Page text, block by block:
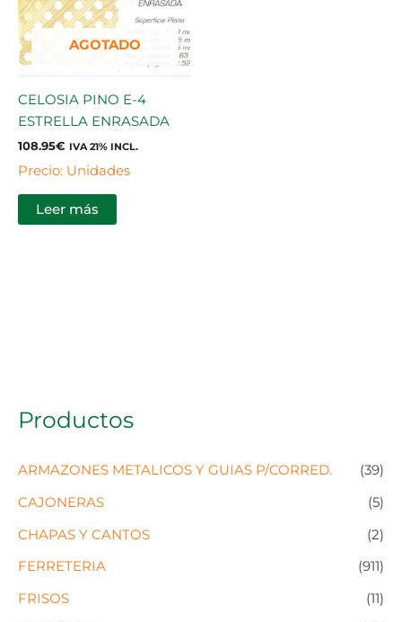
Productos
ARMAZONES METALICOS Y GUIAS P/CORRED.
(39)
CAJONERAS
(5)
CHAPAS Y CANTOS
(2)
FERRETERIA
(911)
FRISOS
(11)
AGOTADO
CELOSIA PINO E-4
ESTRELLA ENRASADA
108.95€ IVA 21% INCL.
Precio: Unidades
Leer más